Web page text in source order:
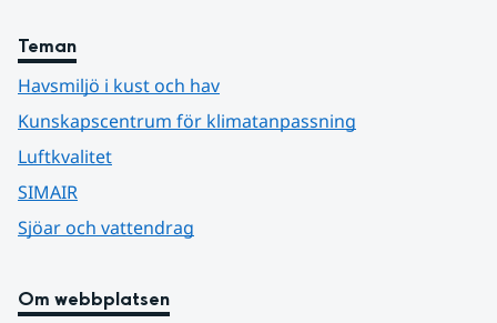
Teman
Havsmiljö i kust och hav
Kunskapscentrum för klimatanpassning
Luftkvalitet
SIMAIR
Sjöar och vattendrag
Om webbplatsen